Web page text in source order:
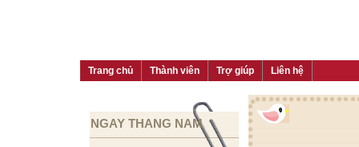
Trang chủ Thành viên Trợ giúp Liên hệ
NGAY THANG NAM